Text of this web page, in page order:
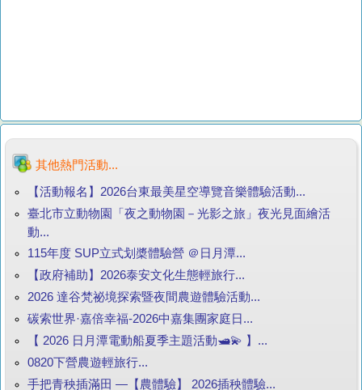
其他熱門活動...
【活動報名】2026台東最美星空導覽音樂體驗活動...
臺北市立動物園「夜之動物園－光影之旅」夜光見面繪活
動...
115年度 SUP立式划槳體驗營 ＠日月潭...
【政府補助】2026泰安文化生態輕旅行...
2026 達谷梵祕境探索暨夜間農遊體驗活動...
碳索世界·嘉倍幸福-2026中嘉集團家庭日...
【 2026 日月潭電動船夏季主題活動🛥️💫 】...
0820下營農遊輕旅行...
手把青秧插滿田 —【農體驗】 2026插秧體驗...